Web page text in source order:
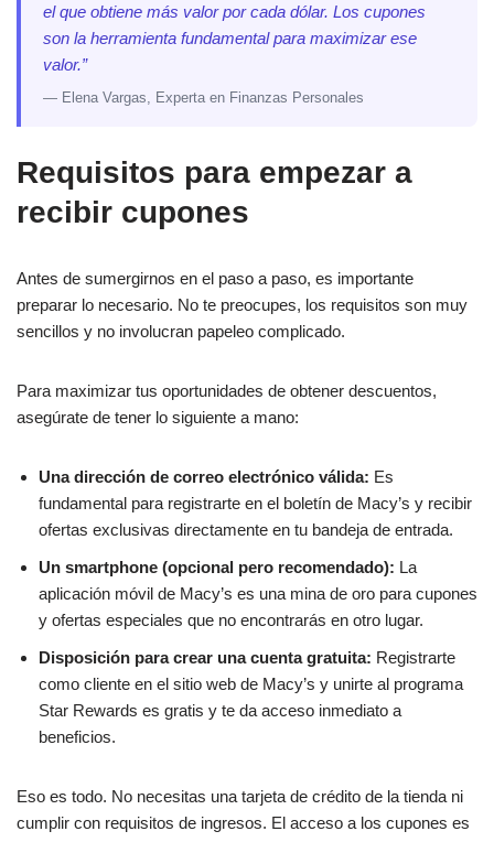
el que obtiene más valor por cada dólar. Los cupones
son la herramienta fundamental para maximizar ese
valor.”
— Elena Vargas, Experta en Finanzas Personales
Requisitos para empezar a
recibir cupones
Antes de sumergirnos en el paso a paso, es importante
preparar lo necesario. No te preocupes, los requisitos son muy
sencillos y no involucran papeleo complicado.
Para maximizar tus oportunidades de obtener descuentos,
asegúrate de tener lo siguiente a mano:
Una dirección de correo electrónico válida: Es
fundamental para registrarte en el boletín de Macy’s y recibir
ofertas exclusivas directamente en tu bandeja de entrada.
Un smartphone (opcional pero recomendado): La
aplicación móvil de Macy’s es una mina de oro para cupones
y ofertas especiales que no encontrarás en otro lugar.
Disposición para crear una cuenta gratuita: Registrarte
como cliente en el sitio web de Macy’s y unirte al programa
Star Rewards es gratis y te da acceso inmediato a
beneficios.
Eso es todo. No necesitas una tarjeta de crédito de la tienda ni
cumplir con requisitos de ingresos. El acceso a los cupones es